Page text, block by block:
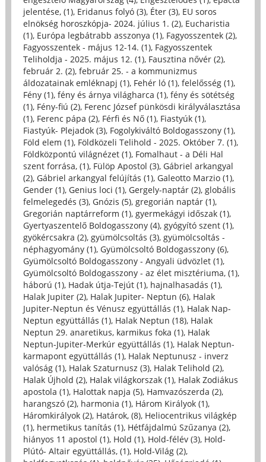
jelentése, (1), Eridanus folyó (3), Éter (3), EU soros
elnökség horoszkópja- 2024. július 1. (2), Eucharistia
(1), Európa legbátrabb asszonya (1), Fagyosszentek (2),
Fagyosszentek - május 12-14. (1), Fagyosszentek
Teliholdja - 2025. május 12. (1), Fausztina nővér (2),
február 2. (2), február 25. - a kommunizmus
áldozatainak emléknapj (1), Fehér ló (1), felelősség (1),
Fény (1), fény és árnya világharca (1), fény és sötétség
(1), Fény-fiú (2), Ferenc József pünkösdi királyválasztása
(1), Ferenc pápa (2), Férfi és Nő (1), Fiastyúk (1),
Fiastyúk- Plejadok (3), Fogolykiváltó Boldogasszony (1),
Föld elem (1), Földközeli Telihold - 2025. Október 7. (1),
Földközpontú világnézet (1), Fomalhaut - a Déli Hal
szent forrása, (1), Fülöp Apostol (3), Gábriel arkangyal
(2), Gábriel arkangyal felújítás (1), Galeotto Marzio (1),
Gender (1), Genius loci (1), Gergely-naptár (2), globális
felmelegedés (3), Gnózis (5), gregorián naptár (1),
Gregorián naptárreform (1), gyermekágyi időszak (1),
Gyertyaszentelő Boldogasszony (4), gyógyító szent (1),
gyökércsakra (2), gyümölcsoltás (3), gyümölcsoltás -
néphagyomány (1), Gyümölcsoltó Boldogasszony (6),
Gyümölcsoltó Boldogasszony - Angyali üdvözlet (1),
Gyümölcsoltó Boldogasszony - az élet misztériuma, (1),
háború (1), Hadak útja-Tejút (1), hajnalhasadás (1),
Halak Jupiter (2), Halak Jupiter- Neptun (6), Halak
Jupiter-Neptun és Vénusz együttállás (1), Halak Nap-
Neptun együttállás (1), Halak Neptun (18), Halak
Neptun 29. anaretikus, karmikus foka (1), Halak
Neptun-Jupiter-Merkúr együttállás (1), Halak Neptun-
karmapont együttállás (1), Halak Neptunusz - inverz
valóság (1), Halak Szaturnusz (3), Halak Telihold (2),
Halak Újhold (2), Halak világkorszak (1), Halak Zodiákus
apostola (1), Halottak napja (5), Hamvazószerda (2),
harangszó (2), harmonia (1), Három Királyok (1),
Háromkirályok (2), Határok, (8), Heliocentrikus világkép
(1), hermetikus tanítás (1), Hétfájdalmú Szűzanya (2),
hiányos 11 apostol (1), Hold (1), Hold-félév (3), Hold-
Plútó- Altair együttállás, (1), Hold-Világ (2),